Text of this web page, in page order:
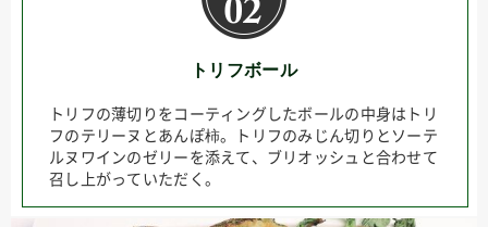
トリフボール
トリフの薄切りをコーティングしたボールの中身はトリ
フのテリーヌとあんぽ柿。トリフのみじん切りとソーテ
ルヌワインのゼリーを添えて、ブリオッシュと合わせて
召し上がっていただく。